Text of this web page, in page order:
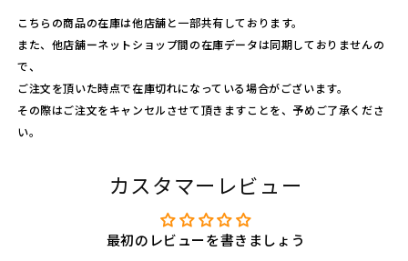
量
を
ら
す
量
を
や
す
こちらの商品の在庫は他店舗と一部共有しております。
また、他店舗ーネットショップ間の在庫データは同期しておりませんの
で、
ご注文を頂いた時点で在庫切れになっている場合がございます。
その際はご注文をキャンセルさせて頂きますことを、予めご了承くださ
い。
カスタマーレビュー
最初のレビューを書きましょう